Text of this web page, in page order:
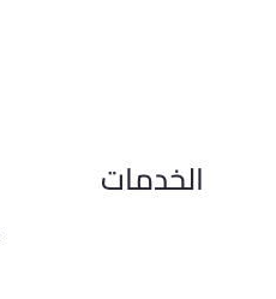
الخدمات